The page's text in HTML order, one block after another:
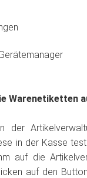
Warenetiketten
der
in der Kasse
auf die
auf den